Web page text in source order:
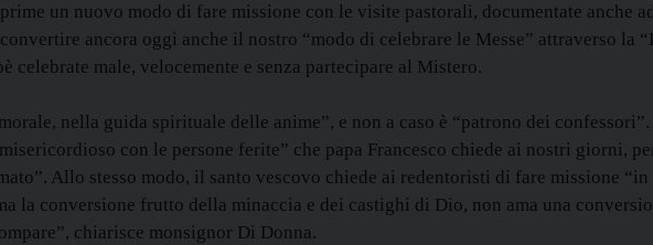
un nuovo modo di fare missione con le visite pastorali, documentate anche
ancora oggi anche il nostro “modo di celebrare le Messe” attraverso la
celebrate male, velocemente e senza partecipare al Mistero.
nella guida spirituale delle anime”, e non a caso è “patrono dei
con le persone ferite” che papa Francesco chiede ai nostri giorni,
Allo stesso modo, il santo vescovo chiede ai redentoristi di fare missione
la conversione frutto della minaccia e dei castighi di Dio, non ama una
chiarisce monsignor Di Donna.